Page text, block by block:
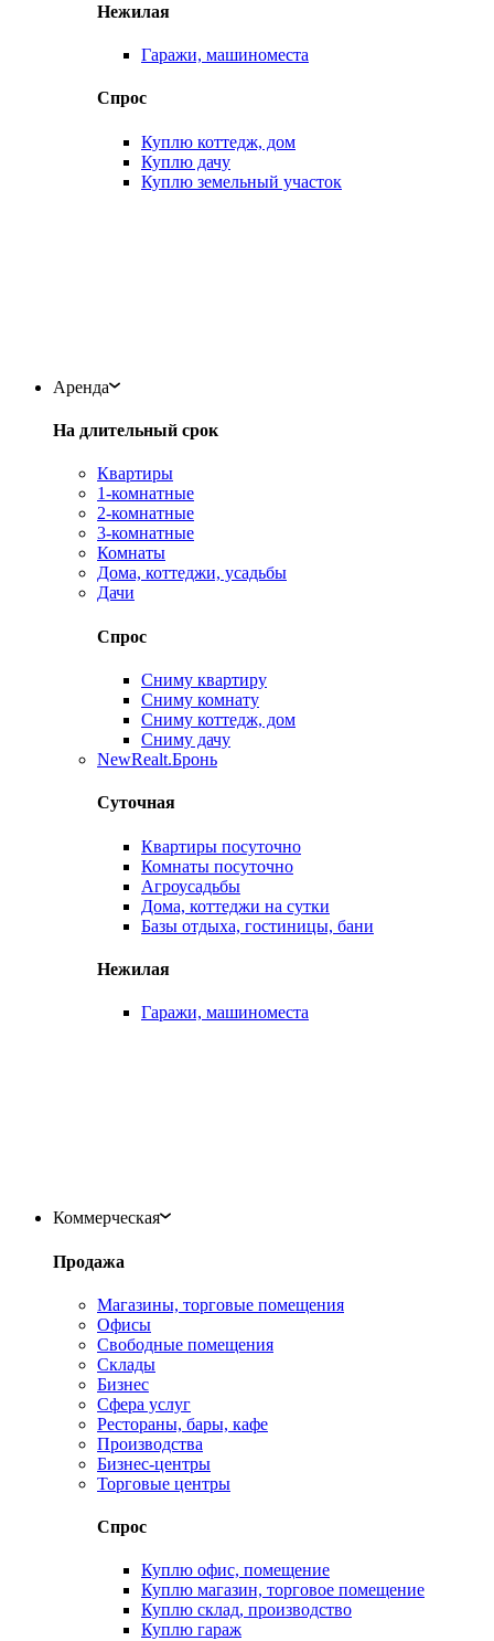
Нежилая
Гаражи, машиноместа
Спрос
Куплю коттедж, дом
Куплю дачу
Куплю земельный участок
Аренда
На длительный срок
Квартиры
1-комнатные
2-комнатные
3-комнатные
Комнаты
Дома, коттеджи, усадьбы
Дачи
Спрос
Сниму квартиру
Сниму комнату
Сниму коттедж, дом
Сниму дачу
NewRealt.Бронь
Суточная
Квартиры посуточно
Комнаты посуточно
Агроусадьбы
Дома, коттеджи на сутки
Базы отдыха, гостиницы, бани
Нежилая
Гаражи, машиноместа
Коммерческая
Продажа
Магазины, торговые помещения
Офисы
Свободные помещения
Склады
Бизнес
Сфера услуг
Рестораны, бары, кафе
Производства
Бизнес-центры
Торговые центры
Спрос
Куплю офис, помещение
Куплю магазин, торговое помещение
Куплю склад, производство
Куплю гараж